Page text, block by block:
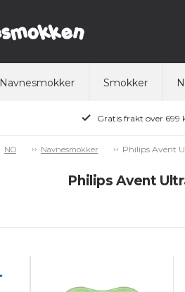
Navnesmokker Smokker
Gratis frakt over 699
NO Navnesmokker Philips Avent
Philips Avent